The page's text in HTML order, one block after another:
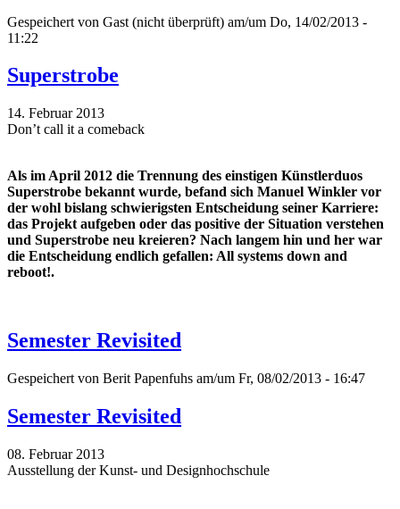
Gespeichert von Gast (nicht überprüft) am/um Do, 14/02/2013 -
11:22
Superstrobe
14. Februar 2013
Don’t call it a comeback
Als im April 2012 die Trennung des einstigen Künstlerduos
Superstrobe bekannt wurde, befand sich Manuel Winkler vor
der wohl bislang schwierigsten Entscheidung seiner Karriere:
das Projekt aufgeben oder das positive der Situation verstehen
und Superstrobe neu kreieren? Nach langem hin und her war
die Entscheidung endlich gefallen: All systems down and
reboot!.
Semester Revisited
Gespeichert von Berit Papenfuhs am/um Fr, 08/02/2013 - 16:47
Semester Revisited
08. Februar 2013
Ausstellung der Kunst- und Designhochschule